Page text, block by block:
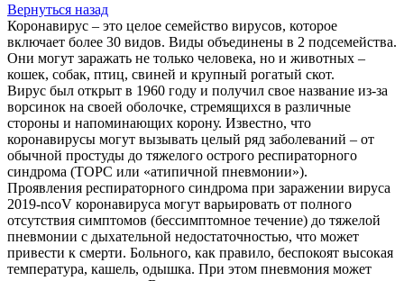
Вернуться назад
Коронавирус – это целое семейство вирусов, которое
включает более 30 видов. Виды объединены в 2 подсемейства.
Они могут заражать не только человека, но и животных –
кошек, собак, птиц, свиней и крупный рогатый скот.
Вирус был открыт в 1960 году и получил свое название из-за
ворсинок на своей оболочке, стремящихся в различные
стороны и напоминающих корону. Известно, что
коронавирусы могут вызывать целый ряд заболеваний – от
обычной простуды до тяжелого острого респираторного
синдрома (ТОРС или «атипичной пневмонии»).
Проявления респираторного синдрома при заражении вируса
2019-ncoV коронавируса могут варьировать от полного
отсутствия симптомов (бессимптомное течение) до тяжелой
пневмонии с дыхательной недостаточностью, что может
привести к смерти. Больного, как правило, беспокоят высокая
температура, кашель, одышка. При этом пневмония может